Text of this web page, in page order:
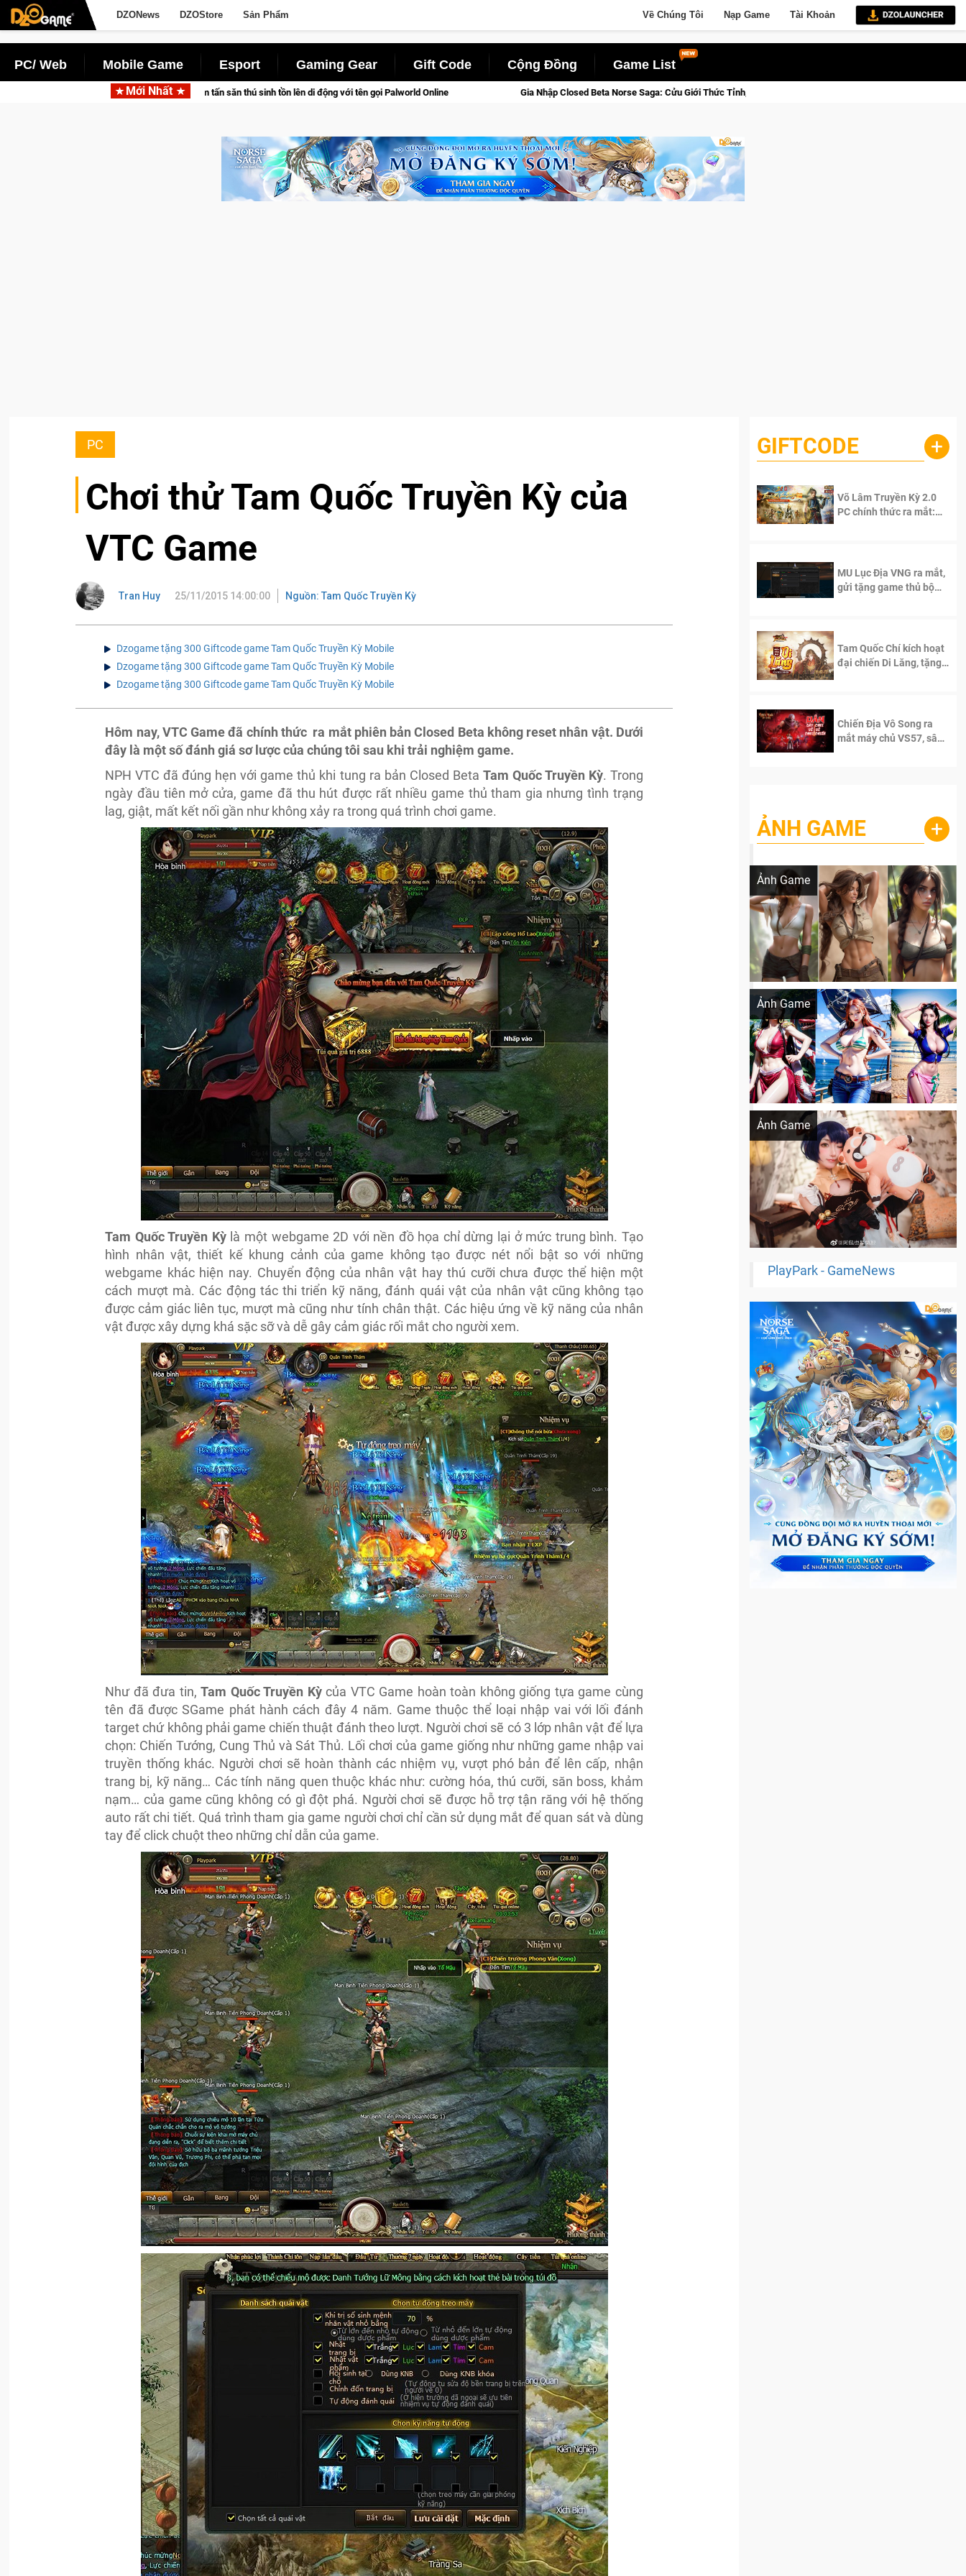
DZONews DZOStore Sản Phẩm Về Chúng Tôi Nạp Game Tài Khoản
PC/ Web Mobile Game Esport Gaming Gear Gift Code Cộng Đồng Game List
Mới Nhất
đưa bom tấn săn thú sinh tồn lên di động với tên gọi Palworld Online Gia Nhập Closed Beta Norse Saga: Cửu Giới Thức Tỉnh, Săn DJI Osmo Pocket 3 Ngay Hôm Nay
PC
Chơi thử Tam Quốc Truyền Kỳ của
VTC Game
Tran Huy 25/11/2015 14:00:00 Nguồn: Tam Quốc Truyền Kỳ
Dzogame tặng 300 Giftcode game Tam Quốc Truyền Kỳ Mobile
Dzogame tặng 300 Giftcode game Tam Quốc Truyền Kỳ Mobile
Dzogame tặng 300 Giftcode game Tam Quốc Truyền Kỳ Mobile
Hôm nay, VTC Game đã chính thức ra mắt phiên bản Closed Beta không reset nhân vật. Dưới
đây là một số đánh giá sơ lược của chúng tôi sau khi trải nghiệm game.
NPH VTC đã đúng hẹn với game thủ khi tung ra bản Closed Beta Tam Quốc Truyền Kỳ. Trong
ngày đầu tiên mở cửa, game đã thu hút được rất nhiều game thủ tham gia nhưng tình trạng
lag, giật, mất kết nối gần như không xảy ra trong quá trình chơi game.
Tam Quốc Truyền Kỳlà một webgame 2D với nền đồ họa chỉ dừng lại ở mức trung bình. Tạo
hình nhân vật, thiết kế khung cảnh của game không tạo được nét nổi bật so với những
webgame khác hiện nay. Chuyển động của nhân vật hay thú cưỡi chưa được thể hiện một
cách mượt mà. Các động tác thi triển kỹ năng, đánh quái vật của nhân vật cũng không tạo
được cảm giác liên tục, mượt mà cũng như tính chân thật. Các hiệu ứng về kỹ năng của nhân
vật được xây dựng khá sặc sỡ và dễ gây cảm giác rối mắt cho người xem.
Như đã đưa tin,Tam Quốc Truyền Kỳcủa VTC Game hoàn toàn không giống tựa game cùng
tên đã được SGame phát hành cách đây 4 năm. Game thuộc thể loại nhập vai với lối đánh
target chứ không phải game chiến thuật đánh theo lượt. Người chơi sẽ có 3 lớp nhân vật để lựa
chọn: Chiến Tướng, Cung Thủ và Sát Thủ. Lối chơi của game giống như những game nhập vai
truyền thống khác. Người chơi sẽ hoàn thành các nhiệm vụ, vượt phó bản để lên cấp, nhận
trang bị, kỹ năng… Các tính năng quen thuộc khác như: cường hóa, thú cưỡi, săn boss, khảm
nạm… của game cũng không có gì đột phá. Người chơi sẽ được hỗ trợ tận răng với hệ thống
auto rất chi tiết. Quá trình tham gia game người chơi chỉ cần sử dụng mắt để quan sát và dùng
tay để click chuột theo những chỉ dẫn của game.
GIFTCODE +
Võ Lâm Truyền Kỳ 2.0
PC chính thức ra mắt:
MU Lục Địa VNG ra mắt,
gửi tặng game thủ bộ
Tam Quốc Chí kích hoạt
đại chiến Di Lăng, tặng
Chiến Địa Vô Song ra
mắt máy chủ VS57, sân
ẢNH GAME +
Ảnh Game
Lala Croft vừa nóng vừa xinh dưới nét vẽ
Ảnh Game
Khi AI Cosplay gái đẹp One Piece
Ảnh Game
Cosplay Xiangling siêu cute
PlayPark - GameNews